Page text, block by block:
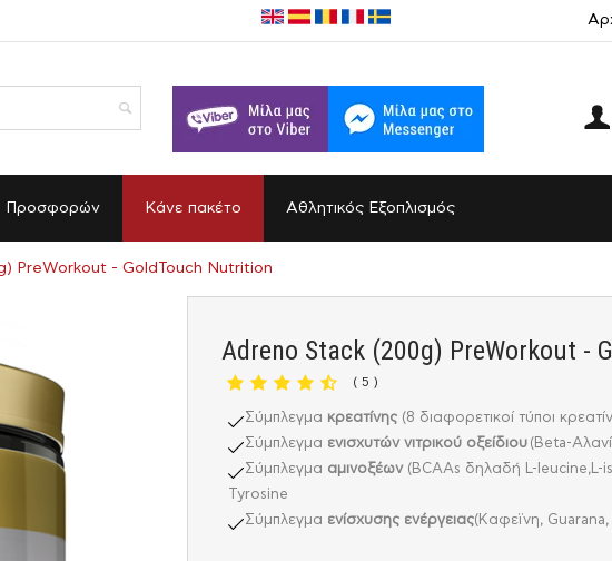
Προσφορών Κάνε πακέτο Αθλητικός Εξοπλισμός
PreWorkout - GoldTouch Nutrition
Adreno Stack (200g) PreWorkout -
( 5 )
Σύμπλεγμα κρεατίνης(8 διαφορετικοί τύποι
Σύμπλεγμα ενισχυτών νιτρικού οξείδιου (Beta-
Σύμπλεγμα αμινοξέων(BCAAs δηλαδή L-leucine,L-
Tyrosine
Σύμπλεγμα ενίσχυσης ενέργειας(Καφεϊνη,